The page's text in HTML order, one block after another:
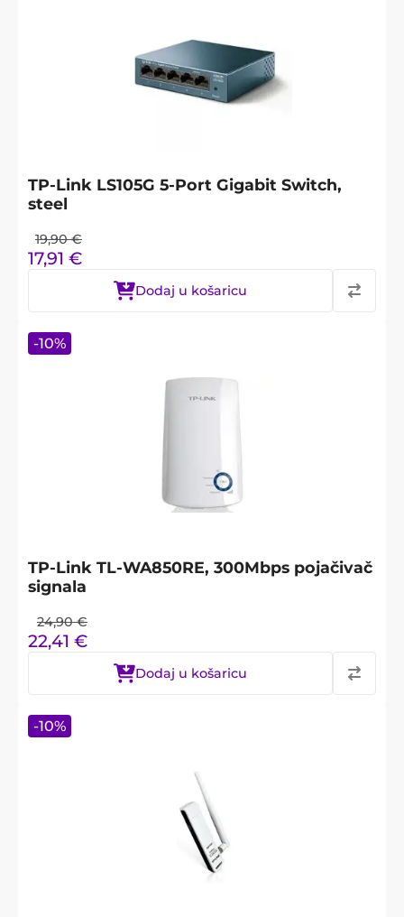
TP-Link LS105G 5-Port Gigabit Switch,
steel
19,90 €
17,91 €
Dodaj u košaricu
TP-Link TL-WA850RE, 300Mbps pojačivač
signala
24,90 €
22,41 €
Dodaj u košaricu
-10%
-10%